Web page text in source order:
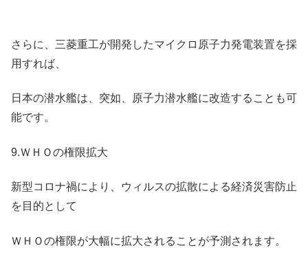
さらに、三菱重工が開発したマイクロ原子力発電装置を採
用すれば、
日本の潜水艦は、突如、原子力潜水艦に改造することも可
能です。
9.ＷＨＯの権限拡大
新型コロナ禍により、ウィルスの拡散による経済災害防止
を目的として
ＷＨＯの権限が大幅に拡大されることが予測されます。